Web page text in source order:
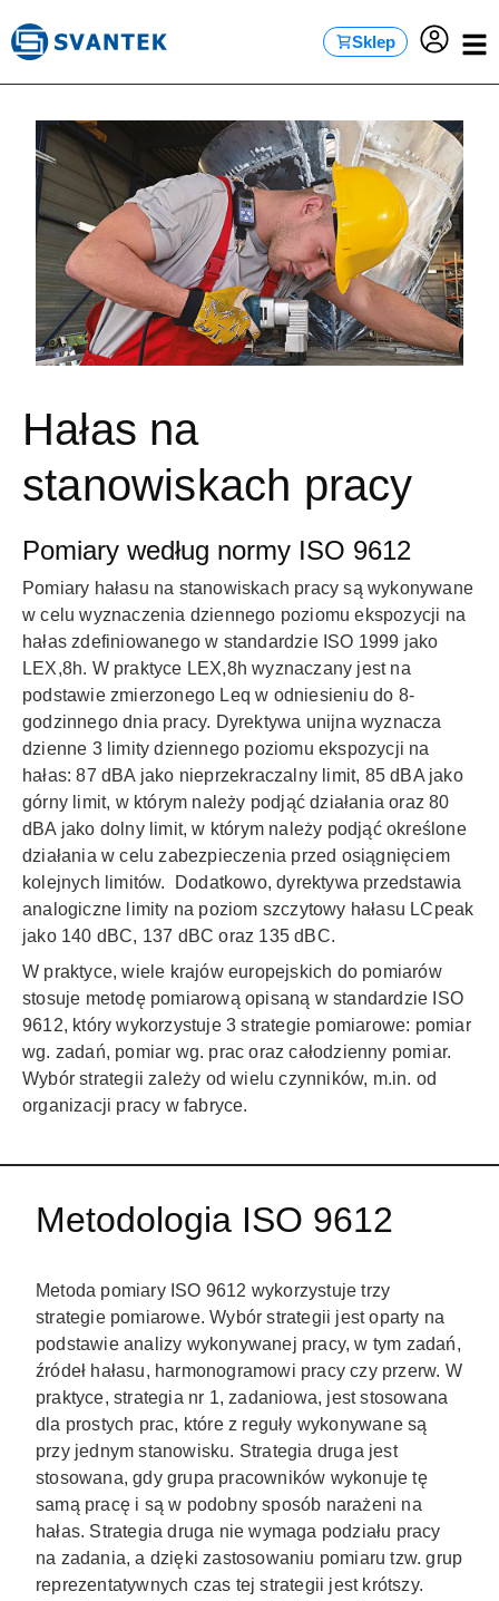
treści
Sklep
Hałas na
stanowiskach pracy
Pomiary według normy ISO 9612
Pomiary hałasu na stanowiskach pracy są wykonywane
w celu wyznaczenia dziennego poziomu ekspozycji na
hałas zdefiniowanego w standardzie ISO 1999 jako
LEX,8h. W praktyce LEX,8h wyznaczany jest na
podstawie zmierzonego Leq w odniesieniu do 8-
godzinnego dnia pracy. Dyrektywa unijna wyznacza
dzienne 3 limity dziennego poziomu ekspozycji na
hałas: 87 dBA jako nieprzekraczalny limit, 85 dBA jako
górny limit, w którym należy podjąć działania oraz 80
dBA jako dolny limit, w którym należy podjąć określone
działania w celu zabezpieczenia przed osiągnięciem
kolejnych limitów. Dodatkowo, dyrektywa przedstawia
analogiczne limity na poziom szczytowy hałasu LCpeak
jako 140 dBC, 137 dBC oraz 135 dBC.
W praktyce, wiele krajów europejskich do pomiarów
stosuje metodę pomiarową opisaną w standardzie ISO
9612, który wykorzystuje 3 strategie pomiarowe: pomiar
wg. zadań, pomiar wg. prac oraz całodzienny pomiar.
Wybór strategii zależy od wielu czynników, m.in. od
organizacji pracy w fabryce.
Metodologia ISO 9612
Metoda pomiary ISO 9612 wykorzystuje trzy
strategie pomiarowe. Wybór strategii jest oparty na
podstawie analizy wykonywanej pracy, w tym zadań,
źródeł hałasu, harmonogramowi pracy czy przerw. W
praktyce, strategia nr 1, zadaniowa, jest stosowana
dla prostych prac, które z reguły wykonywane są
przy jednym stanowisku. Strategia druga jest
stosowana, gdy grupa pracowników wykonuje tę
samą pracę i są w podobny sposób narażeni na
hałas. Strategia druga nie wymaga podziału pracy
na zadania, a dzięki zastosowaniu pomiaru tzw. grup
reprezentatywnych czas tej strategii jest krótszy.